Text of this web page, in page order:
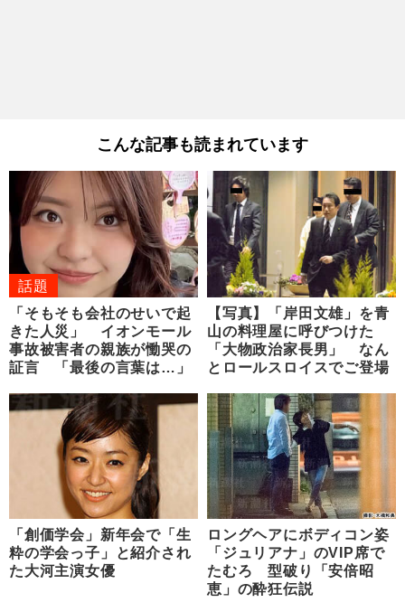
こんな記事も読まれています
話題
「そもそも会社のせいで起
きた人災」 イオンモール
事故被害者の親族が慟哭の
証言 「最後の言葉は…」
【写真】「岸田文雄」を青
山の料理屋に呼びつけた
「大物政治家長男」 なん
とロールスロイスでご登場
「創価学会」新年会で「生
粋の学会っ子」と紹介され
た大河主演女優
ロングヘアにボディコン姿
「ジュリアナ」のVIP席で
たむろ 型破り「安倍昭
恵」の酔狂伝説